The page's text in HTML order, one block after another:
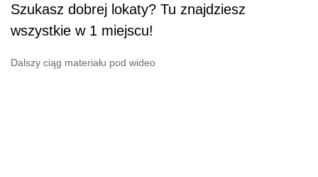
Szukasz dobrej lokaty? Tu znajdziesz
wszystkie w 1 miejscu!
Dalszy ciąg materiału pod wideo